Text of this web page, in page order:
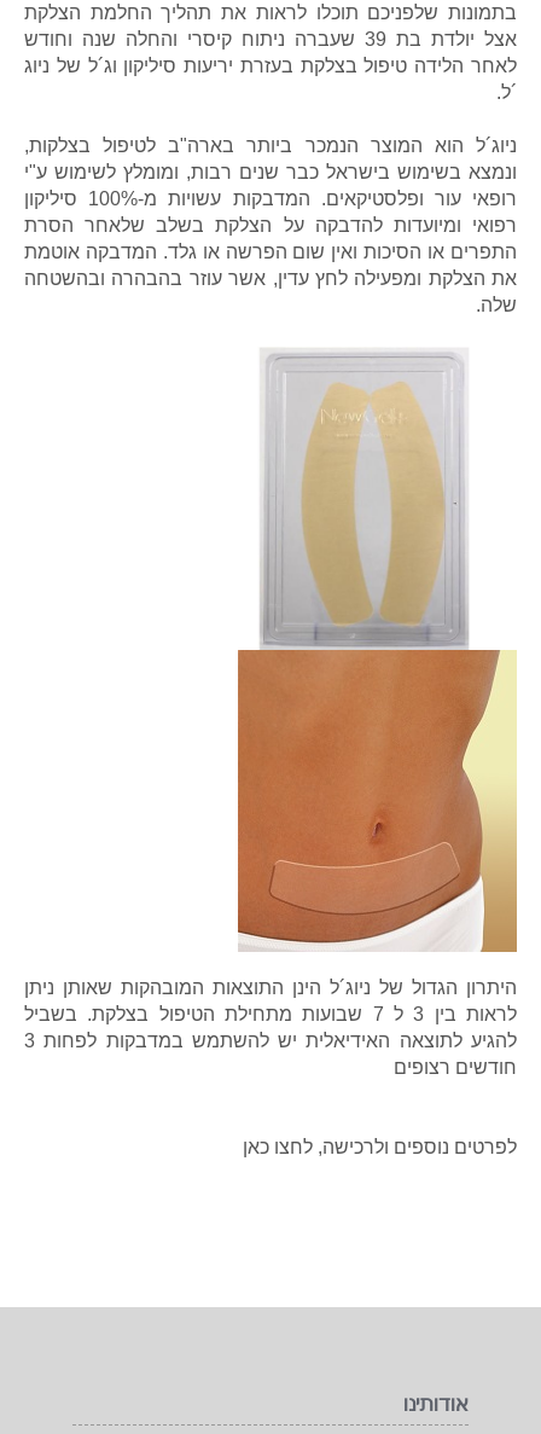
בתמונות שלפניכם תוכלו לראות את תהליך החלמת הצלקת
אצל יולדת בת 39 שעברה ניתוח קיסרי והחלה שנה וחודש
לאחר הלידה טיפול בצלקת בעזרת יריעות סיליקון וג´ל של ניוג
´ל.
ניוג´ל הוא המוצר הנמכר ביותר בארה"ב לטיפול בצלקות,
ונמצא בשימוש בישראל כבר שנים רבות, ומומלץ לשימוש ע"י
רופאי עור ופלסטיקאים. המדבקות עשויות מ-100% סיליקון
רפואי ומיועדות להדבקה על הצלקת בשלב שלאחר הסרת
התפרים או הסיכות ואין שום הפרשה או גלד. המדבקה אוטמת
את הצלקת ומפעילה לחץ עדין, אשר עוזר בהבהרה ובהשטחה
שלה.
היתרון הגדול של ניוג´ל הינן התוצאות המובהקות שאותן ניתן
לראות בין 3 ל 7 שבועות מתחילת הטיפול בצלקת. בשביל
להגיע לתוצאה האידיאלית יש להשתמש במדבקות לפחות 3
חודשים רצופים
לפרטים נוספים ולרכישה, לחצו כאן
אודותינו